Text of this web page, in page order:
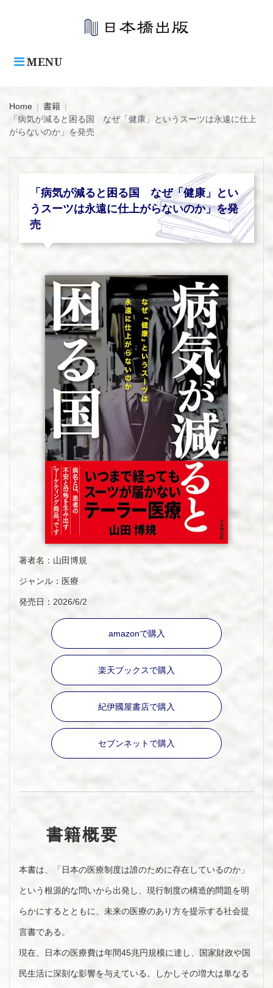
MENU
Home | 書籍 |
「病気が減ると困る国 なぜ「健康」というスーツは永遠に仕上
がらないのか」を発売
「病気が減ると困る国 なぜ「健康」とい
うスーツは永遠に仕上がらないのか」を発
売
著者名：山田博規
ジャンル：医療
発売日：2026/6/2
amazonで購入
楽天ブックスで購入
紀伊國屋書店で購入
セブンネットで購入
書籍概要
本書は、「日本の医療制度は誰のために存在しているのか」
という根源的な問いから出発し、現行制度の構造的問題を明
らかにするとともに、未来の医療のあり方を提示する社会提
言書である。
現在、日本の医療費は年間45兆円規模に達し、国家財政や国
民生活に深刻な影響を与えている。しかしその増大は単なる